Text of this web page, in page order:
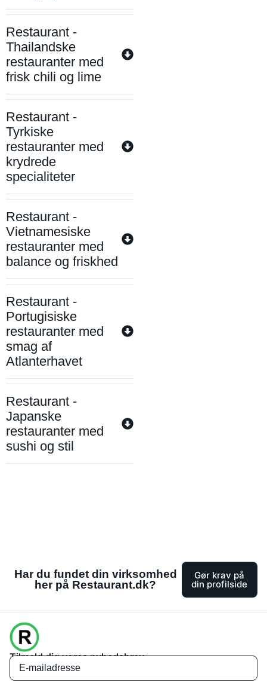
Restaurant -
Thailandske
restauranter med
frisk chili og lime
Restaurant -
Tyrkiske
restauranter med
krydrede
specialiteter
Restaurant -
Vietnamesiske
restauranter med
balance og friskhed
Restaurant -
Portugisiske
restauranter med
smag af
Atlanterhavet
Restaurant -
Japanske
restauranter med
sushi og stil
Har du fundet din virksomhed
her på Restaurant.dk?
Gør krav på
din profilside
Tilmeld dig vores nyhedsbrev